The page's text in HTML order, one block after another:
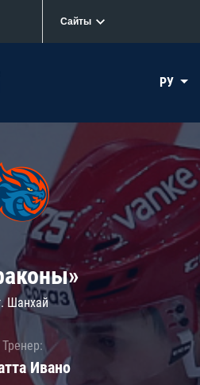
Сайты
РУ
Шанхай
Тренер:
Иванo